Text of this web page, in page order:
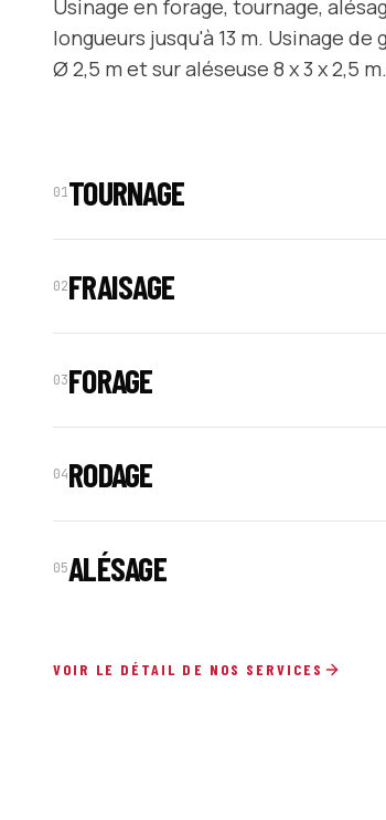
Usinage en forage, tournage,
longueurs jusqu'à 13 m. Usinage
Ø 2,5 m et sur aléseuse 8 x 3 x 2,5 m.
01TOURNAGE
02FRAISAGE
03FORAGE
04RODAGE
05ALÉSAGE
VOIR LE DÉTAIL DE NOS SERVICES